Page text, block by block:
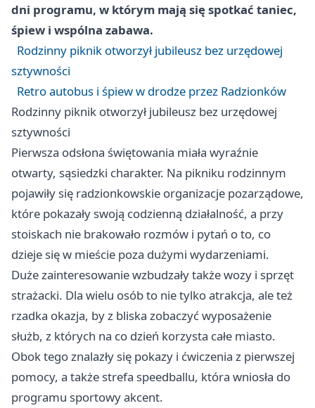
dni programu, w którym mają się spotkać taniec,
śpiew i wspólna zabawa.
Rodzinny piknik otworzył jubileusz bez urzędowej
sztywności
Retro autobus i śpiew w drodze przez Radzionków
Rodzinny piknik otworzył jubileusz bez urzędowej
sztywności
Pierwsza odsłona świętowania miała wyraźnie
otwarty, sąsiedzki charakter. Na pikniku rodzinnym
pojawiły się radzionkowskie organizacje pozarządowe,
które pokazały swoją codzienną działalność, a przy
stoiskach nie brakowało rozmów i pytań o to, co
dzieje się w mieście poza dużymi wydarzeniami.
Duże zainteresowanie wzbudzały także wozy i sprzęt
strażacki. Dla wielu osób to nie tylko atrakcja, ale też
rzadka okazja, by z bliska zobaczyć wyposażenie
służb, z których na co dzień korzysta całe miasto.
Obok tego znalazły się pokazy i ćwiczenia z pierwszej
pomocy, a także strefa speedballu, która wniosła do
programu sportowy akcent.